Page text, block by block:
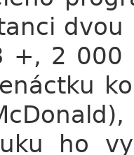
+, 2
ho